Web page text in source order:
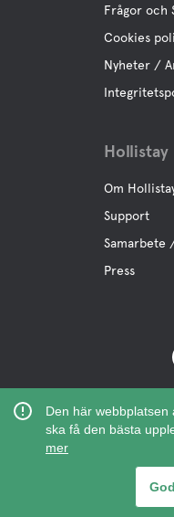
Den här webbplatsen
ska få den bästa
mer
Frågor och
Cookies
Nyheter /
Hollistay
Om
Support
Samarbete
Press
Org.Nr: